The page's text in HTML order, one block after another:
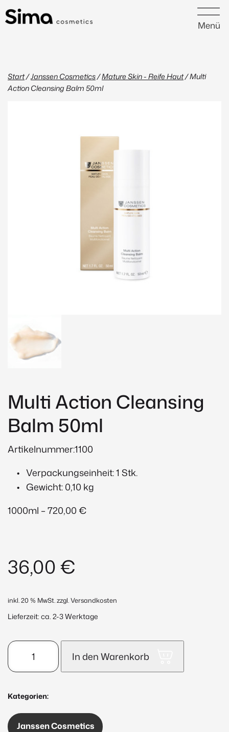
Menü
Start/Janssen Cosmetics/Mature Skin - Reife Haut/ Multi
Action Cleansing Balm 50ml
Multi Action Cleansing
Balm 50ml
Artikelnummer:1100
Verpackungseinheit: 1 Stk.
Gewicht: 0,10 kg
1000ml – 720,00 €
36,00€
inkl. 20 % MwSt.zzgl. Versandkosten
Lieferzeit: ca. 2-3 Werktage
Multi
Action
Cleansing
Balm
50ml
Menge
In den Warenkorb
Kategorien:
Janssen Cosmetics